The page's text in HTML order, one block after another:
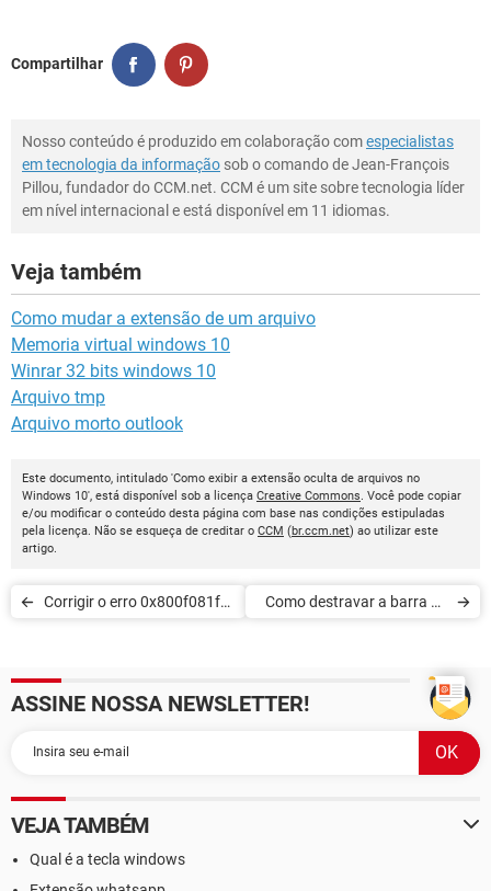
Compartilhar
Nosso conteúdo é produzido em colaboração comespecialistas
em tecnologia da informação sob o comando de Jean-François
Pillou, fundador do CCM.net. CCM é um site sobre tecnologia líder
em nível internacional e está disponível em 11 idiomas.
Veja também
Como mudar a extensão de um arquivo
Memoria virtual windows 10
Winrar 32 bits windows 10
Arquivo tmp
Arquivo morto outlook
Este documento, intitulado 'Como exibir a extensão oculta de arquivos no
Windows 10', está disponível sob a licença Creative Commons . Você pode copiar
e/ou modificar o conteúdo desta página com base nas condições estipuladas
pela licença. Não se esqueça de creditar o CCM (br.ccm.net) ao utilizar este
artigo.
Corrigir o erro 0x800f081f
Como destravar a barra de
ASSINE NOSSA NEWSLETTER!
VEJA TAMBÉM
Qual é a tecla windows